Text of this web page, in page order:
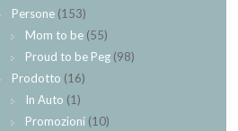
Persone (153)
Mom to be (55)
Proud to be Peg (98)
Prodotto (16)
In Auto (1)
Promozioni (10)